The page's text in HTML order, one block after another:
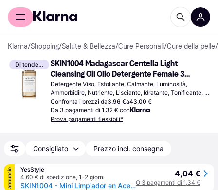
Per il tuo shopping
Klarna/Shopping/Salute & Bellezza/Cure Personali/Cure della pelle/
Di tendenza
SKIN1004 Madagascar Centella Light
Cleansing Oil Olio Detergente Female 30
ml 30ml
Detergente Viso, Esfoliante, Calmante, Luminosità,
Ammorbidire, Nutriente, Lisciante, Idratante, Tonificante,
Pulizia Profonda,Non Comedogenico, Antiossidanti,
Vitamine
Confronta i prezzi da3,96 €a43,00 €
Da 3 pagamenti di 1,32 € con
Prova pagamenti flessibili*
Consigliato Prezzo incl. consegna
annuncio
YesStyle
4,60 € di spedizione, 1-2 giorni
SKIN1004 - Mini Limpiador en Aceite Madagascar Centella Light
4,04 €
O 3 pagamenti di 1,34 €